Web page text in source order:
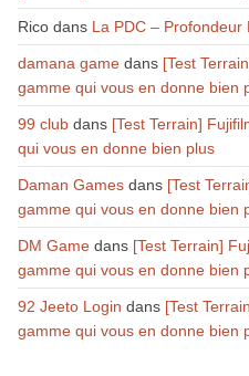
Ricodans La PDC – Profondeur
damana gamedans [Test
gamme qui vous en donne bien
99 clubdans [Test Terrain]
qui vous en donne bien plus
Daman Gamesdans [Test
gamme qui vous en donne bien
DM Gamedans [Test Terrain]
gamme qui vous en donne bien
92 Jeeto Login dans [Test
gamme qui vous en donne bien